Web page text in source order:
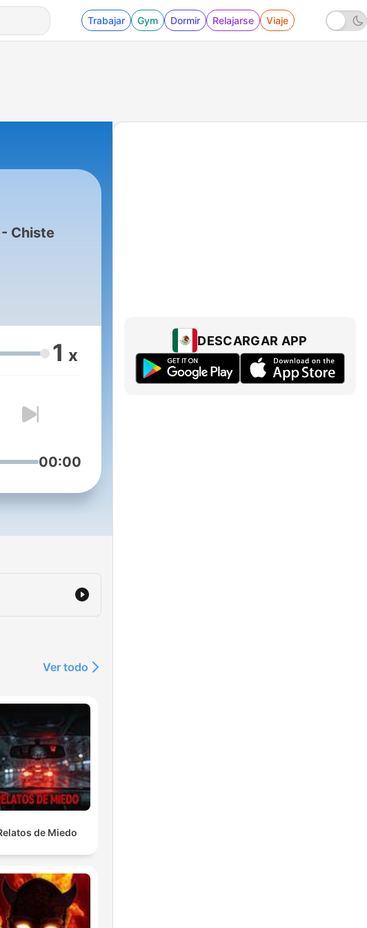
Trabajar Gym Dormir Relajarse Viaje
- Chiste
1 x
00:00
Ver todo
de Miedo
DESCARGAR APP